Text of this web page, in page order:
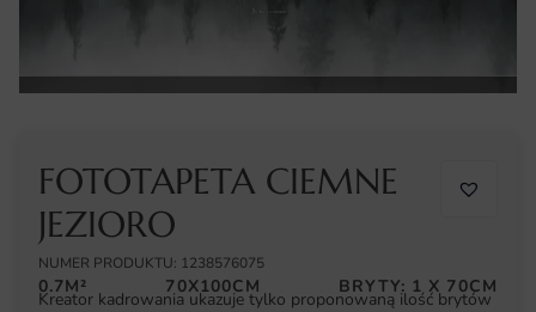
FOTOTAPETA CIEMNE
JEZIORO
NUMER PRODUKTU: 1238576075
0.7M² 70X100CM BRYTY: 1 X 70CM
Kreator kadrowania ukazuje tylko proponowaną ilość brytów